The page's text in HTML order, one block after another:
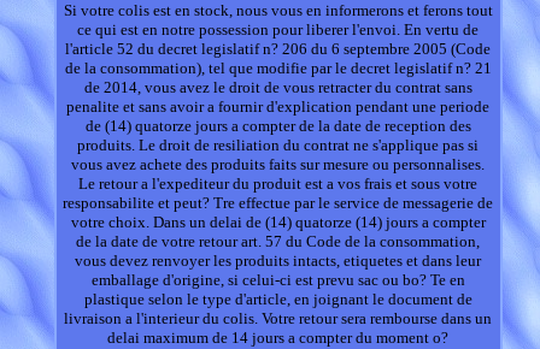
Si votre colis est en stock, nous vous en informerons et ferons tout
ce qui est en notre possession pour liberer l'envoi. En vertu de
l'article 52 du decret legislatif n? 206 du 6 septembre 2005 (Code
de la consommation), tel que modifie par le decret legislatif n? 21
de 2014, vous avez le droit de vous retracter du contrat sans
penalite et sans avoir a fournir d'explication pendant une periode
de (14) quatorze jours a compter de la date de reception des
produits. Le droit de resiliation du contrat ne s'applique pas si
vous avez achete des produits faits sur mesure ou personnalises.
Le retour a l'expediteur du produit est a vos frais et sous votre
responsabilite et peut? Tre effectue par le service de messagerie de
votre choix. Dans un delai de (14) quatorze (14) jours a compter
de la date de votre retour art. 57 du Code de la consommation,
vous devez renvoyer les produits intacts, etiquetes et dans leur
emballage d'origine, si celui-ci est prevu sac ou bo? Te en
plastique selon le type d'article, en joignant le document de
livraison a l'interieur du colis. Votre retour sera rembourse dans un
delai maximum de 14 jours a compter du moment o?